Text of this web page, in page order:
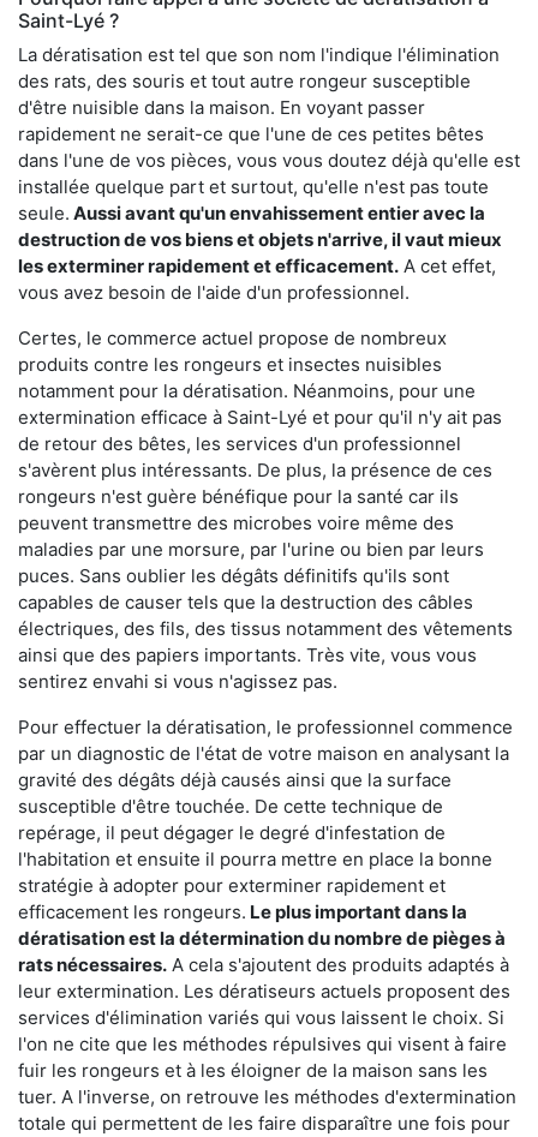
Saint-Lyé ?
La dératisation est tel que son nom l'indique l'élimination
des rats, des souris et tout autre rongeur susceptible
d'être nuisible dans la maison. En voyant passer
rapidement ne serait-ce que l'une de ces petites bêtes
dans l'une de vos pièces, vous vous doutez déjà qu'elle est
installée quelque part et surtout, qu'elle n'est pas toute
seule. Aussi avant qu'un envahissement entier avec la
destruction de vos biens et objets n'arrive, il vaut mieux
les exterminer rapidement et efficacement. A cet effet,
vous avez besoin de l'aide d'un professionnel.
Certes, le commerce actuel propose de nombreux
produits contre les rongeurs et insectes nuisibles
notamment pour la dératisation. Néanmoins, pour une
extermination efficace à Saint-Lyé et pour qu'il n'y ait pas
de retour des bêtes, les services d'un professionnel
s'avèrent plus intéressants. De plus, la présence de ces
rongeurs n'est guère bénéfique pour la santé car ils
peuvent transmettre des microbes voire même des
maladies par une morsure, par l'urine ou bien par leurs
puces. Sans oublier les dégâts définitifs qu'ils sont
capables de causer tels que la destruction des câbles
électriques, des fils, des tissus notamment des vêtements
ainsi que des papiers importants. Très vite, vous vous
sentirez envahi si vous n'agissez pas.
Pour effectuer la dératisation, le professionnel commence
par un diagnostic de l'état de votre maison en analysant la
gravité des dégâts déjà causés ainsi que la surface
susceptible d'être touchée. De cette technique de
repérage, il peut dégager le degré d'infestation de
l'habitation et ensuite il pourra mettre en place la bonne
stratégie à adopter pour exterminer rapidement et
efficacement les rongeurs. Le plus important dans la
dératisation est la détermination du nombre de pièges à
rats nécessaires. A cela s'ajoutent des produits adaptés à
leur extermination. Les dératiseurs actuels proposent des
services d'élimination variés qui vous laissent le choix. Si
l'on ne cite que les méthodes répulsives qui visent à faire
fuir les rongeurs et à les éloigner de la maison sans les
tuer. A l'inverse, on retrouve les méthodes d'extermination
totale qui permettent de les faire disparaître une fois pour